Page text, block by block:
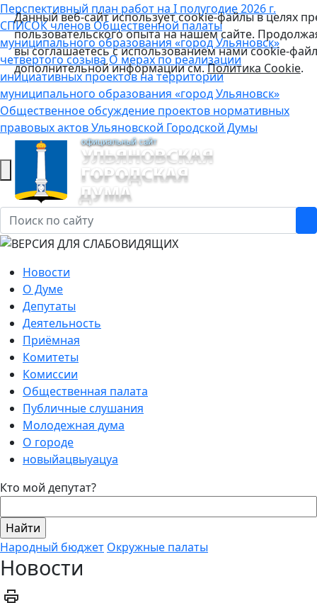
Перспективный план работ на I полугодие 2026 г.
СПИСОК членов Общественной палаты
муниципального образования «город Ульяновск»
четвертого созыва О мерах по реализации
инициативных проектов на территории
муниципального образования «город Ульяновск»
Общественное обсуждение проектов нормативных
правовых актов Ульяновской Городской Думы
Новости
О Думе
Депутаты
Деятельность
Приёмная
Комитеты
Комиссии
Общественная палата
Публичные слушания
Молодежная дума
О городе
новыйацвыуацуа
Кто мой депутат?
Народный бюджет Окружные палаты
Новости
Данный веб-сайт использует cookie-файлы в целях
пользовательского опыта на нашем сайте.
вы соглашаетесь с использованием нами cookie-
дополнительной информации см.Политика Cookie.